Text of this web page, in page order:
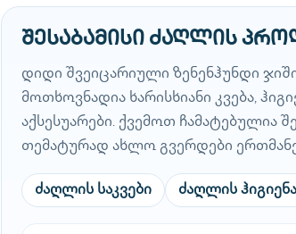
შესაბამისი ძაღლის
დიდი შვეიცარიული ზენენჰუნდი
მოთხოვნადია ხარისხიანი კვება,
აქსესუარები. ქვემოთ ჩამატებულია
თემატურად ახლო გვერდები
ძაღლის საკვები ძაღლის ჰიგიენა